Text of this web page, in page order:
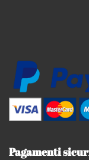
Pagamenti